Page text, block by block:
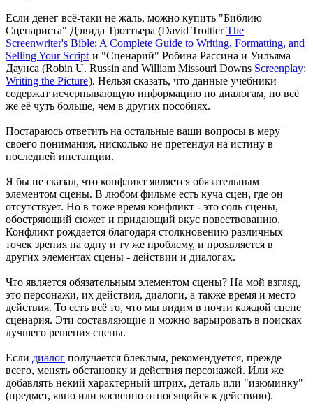
Если денег всё-таки не жаль, можно купить "Библию
Сценариста" Дэвида Троттьера (David TrottierThe
Screenwriter's Bible: A Complete Guide to Writing, Formatting, and
Selling Your Script и "Сценарий" Робина Рассина и Уильяма
Даунса (Robin U. Russin and William Missouri Downs Screenplay:
Writing the Picture). Нельзя сказать, что данные учебники
содержат исчерпывающую информацию по диалогам, но всё
же её чуть больше, чем в других пособиях.
Постараюсь ответить на остальные ваши вопросы в меру
своего понимания, нисколько не претендуя на истину в
последней инстанции.
Я бы не сказал, что конфликт является обязательным
элементом сцены. В любом фильме есть куча сцен, где он
отсутствует. Но в тоже время конфликт - это соль сцены,
обостряющий сюжет и придающий вкус повествованию.
Конфликт рождается благодаря столкновению различных
точек зрения на одну и ту же проблему, и проявляется в
других элементах сцены - действии и диалогах.
Что является обязательным элементом сцены? На мой взгляд,
это персонажи, их действия, диалоги, а также время и место
действия. То есть всё то, что мы видим в почти каждой сцене
сценария. Эти составляющие и можно варьировать в поисках
лучшего решения сцены.
Если диалог получается блеклым, рекомендуется, прежде
всего, менять обстановку и действия персонажей. Или же
добавлять некий характерный штрих, деталь или "изюминку"
(предмет, явно или косвенно относящийся к действию).